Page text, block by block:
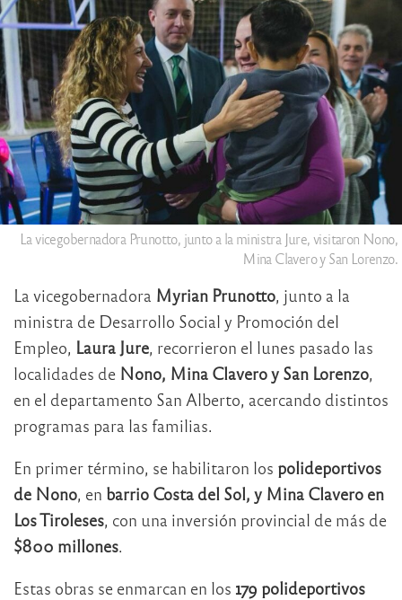
La vicegobernadora Prunotto, junto a la ministra Jure, visitaron Nono,
Mina Clavero y San Lorenzo.
La vicegobernadora Myrian Prunotto, junto a la
ministra de Desarrollo Social y Promoción del
Empleo, Laura Jure, recorrieron el lunes pasado las
localidades de Nono, Mina Clavero y San Lorenzo,
en el departamento San Alberto, acercando distintos
programas para las familias.
En primer término, se habilitaron los polideportivos
de Nono, en barrio Costa del Sol, y Mina Clavero en
Los Tiroleses, con una inversión provincial de más de
$800 millones.
Estas obras se enmarcan en los 179 polideportivos